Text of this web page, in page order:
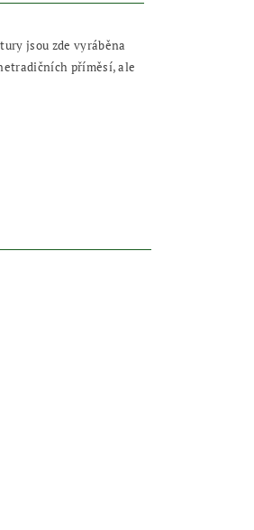
jsou zde vyráběna
příměsí, ale